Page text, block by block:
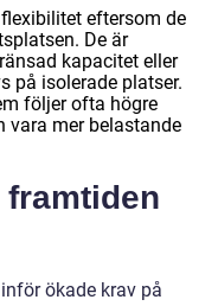
eftersom de
De är
kapacitet eller
på isolerade platser.
följer ofta högre
vara mer belastande
ökade krav på